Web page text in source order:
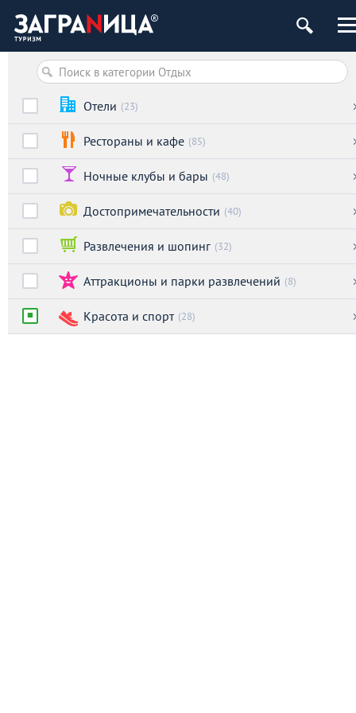
Отели (23)
Рестораны и кафе (85)
Ночные клубы и бары (48)
Достопримечательности (40)
Развлечения и шопинг (32)
Аттракционы и парки развлечений (8)
Красота и спорт (28)